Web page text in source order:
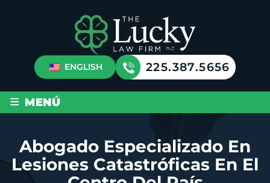
ENGLISH 225.387.5656
≡ MENÚ
Abogado Especializado En
Lesiones Catastróficas En El